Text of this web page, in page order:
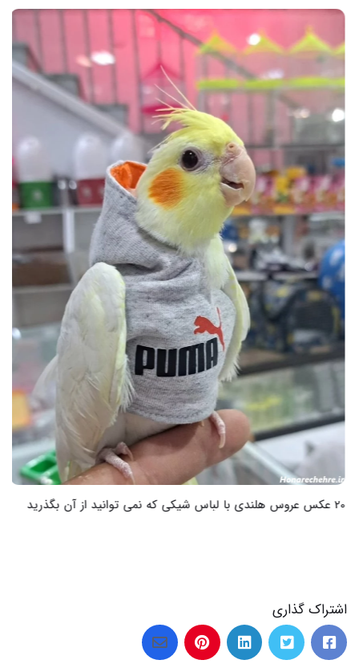
20 عکس عروس هلندی با لباس شیکی که نمی توانید از آن بگذرید
اشتراک گذاری